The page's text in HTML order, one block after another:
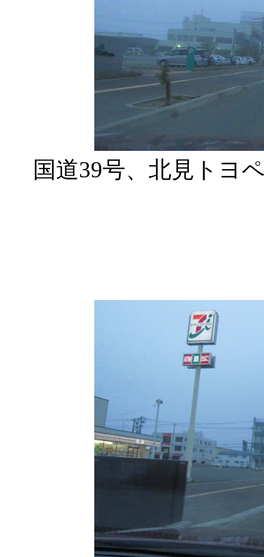
国道39号、北見トヨ